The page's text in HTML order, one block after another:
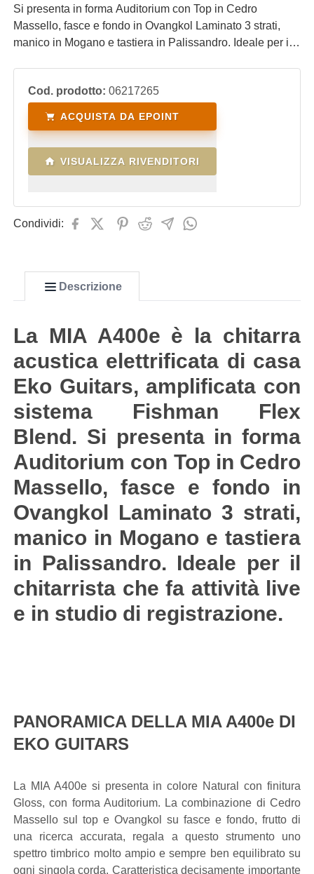
Si presenta in forma Auditorium con Top in Cedro
Massello, fasce e fondo in Ovangkol Laminato 3 strati,
manico in Mogano e tastiera in Palissandro. Ideale per il
Cod. prodotto: 06217265
ACQUISTA DA EPOINT
VISUALIZZA RIVENDITORI
Condividi:
Descrizione
La MIA A400e è la chitarra
acustica elettrificata di casa
Eko Guitars, amplificata con
sistema Fishman Flex
Blend. Si presenta in forma
Auditorium con Top in Cedro
Massello, fasce e fondo in
Ovangkol Laminato 3 strati,
manico in Mogano e tastiera
in Palissandro. Ideale per il
chitarrista che fa attività live
e in studio di registrazione.
PANORAMICA DELLA MIA A400e DI
EKO GUITARS
La MIA A400e si presenta in colore Natural con finitura
Gloss, con forma Auditorium. La combinazione di Cedro
Massello sul top e Ovangkol su fasce e fondo, frutto di
una ricerca accurata, regala a questo strumento uno
spettro timbrico molto ampio e sempre ben equilibrato su
ogni singola corda. Caratteristica decisamente importante